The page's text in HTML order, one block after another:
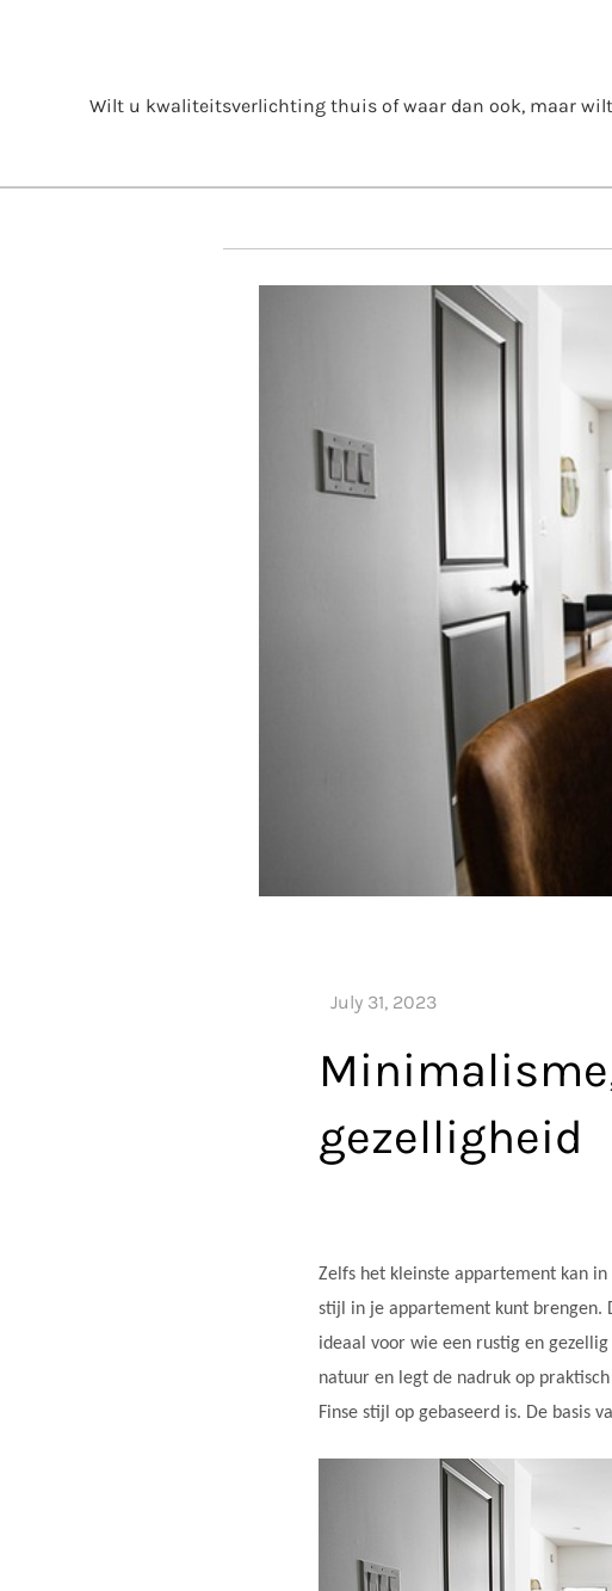
Wilt u kwaliteitsverlichting thuis of waar dan ook, maar
gezelligheid
Zelfs het kleinste appartement kan
stijl in je appartement kunt brengen.
ideaal voor wie een rustig en
natuur en legt de nadruk op
Finse stijl op gebaseerd is. De basis